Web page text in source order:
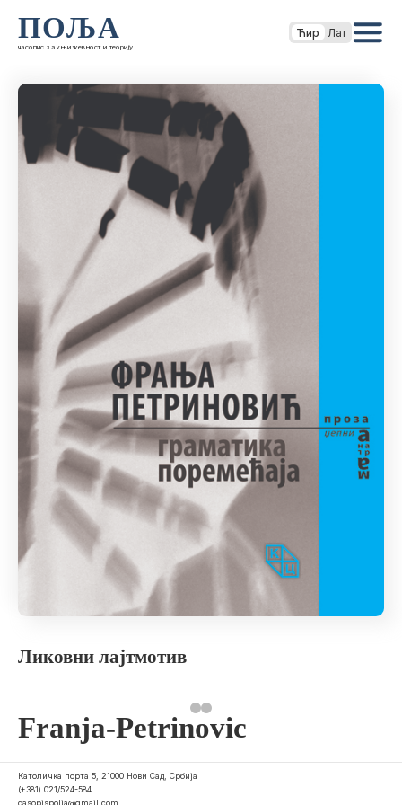
ПОЉА
часопис за књижевност и теорију
Ћир Лат
Ликовни лајтмотив
Franja-Petrinovic
Католичка порта 5, 21000 Нови Сад, Србија
(+381) 021/524-584
casopispolja@gmail.com